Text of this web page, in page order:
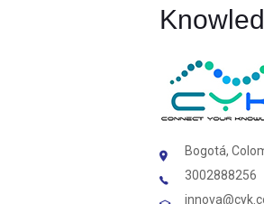
Bogotá,
3002888256